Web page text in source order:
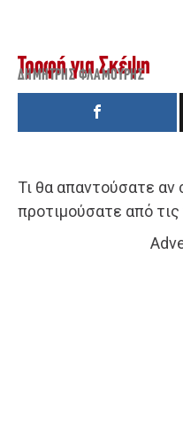
Τροφή για Σκέψη
ΔΗΜΉΤΡΗΣ ΦΛΑΜΟΎΡΗΣ
Τι θα απαντούσατε
προτιμούσατε από